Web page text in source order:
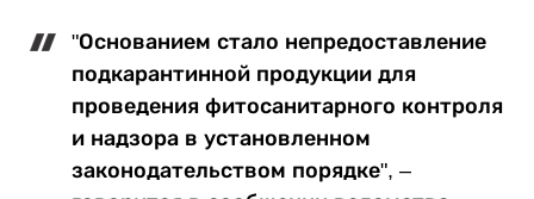
"Основанием стало непредоставление
подкарантинной продукции для
проведения фитосанитарного контроля
и надзора в установленном
законодательством порядке", –